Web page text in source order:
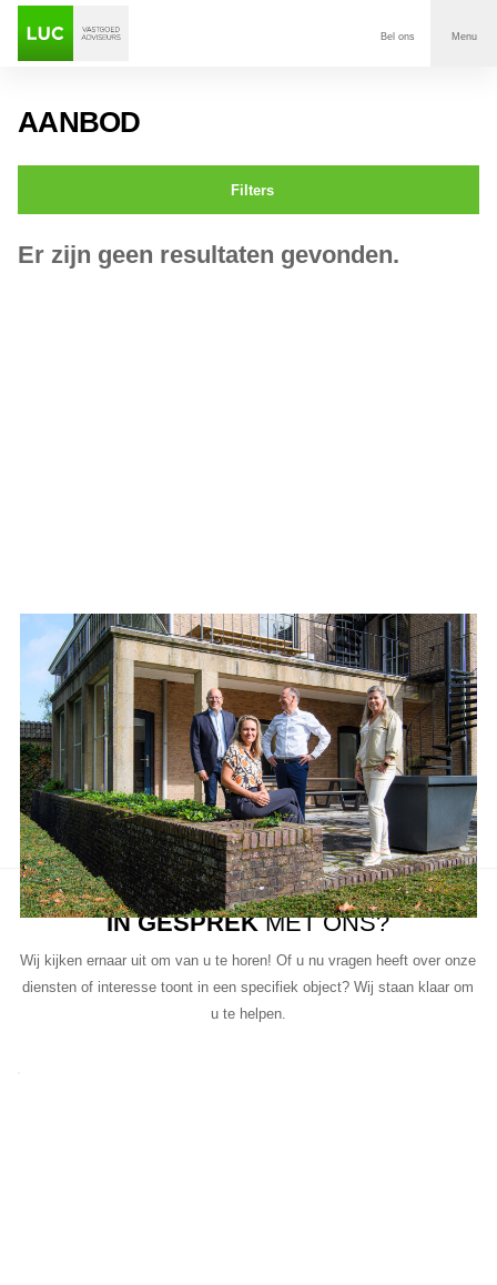
Bel ons Menu
AANBOD
Filters
Er zijn geen resultaten gevonden.
Aanbod van LUC
Neem de tijd om onze lijst met beschikbare object te bekijken en
aarzel niet om contact met ons op te nemen als u vragen heeft, meer
informatie wilt of een bezichtiging wil plannen.
Ons team van vastgoedprofessionals staat klaar om u te helpen bij
elke stap van het proces.
IN GESPREKMET ONS?
Wij kijken ernaar uit om van u te horen! Of u nu vragen heeft over onze
diensten of interesse toont in een specifiek object? Wij staan klaar om
u te helpen.